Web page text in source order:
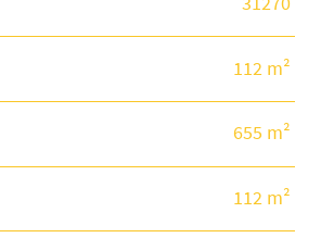
112 m²
655 m²
112 m²